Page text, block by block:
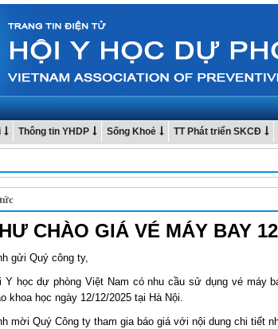
Thông tin YHDP Sống Khoẻ TT Phát triển SKCĐ
CHÀO GIÁ VÉ MÁY BAY
gửi Quý công ty,
Y học dự phòng Việt Nam có nhu cầu sử dụng vé máy
khoa học ngày 12/12/2025 tại Hà Nội.
mời Quý Công ty tham gia báo giá với nội dung chi tiết